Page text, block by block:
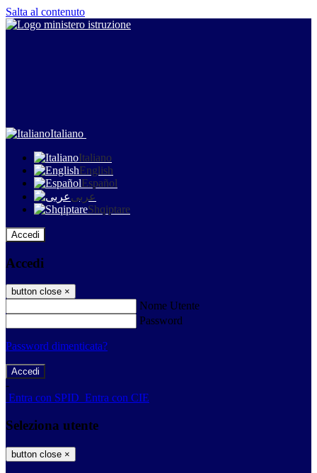
Salta al contenuto
Italiano
Italiano
English
Español
عربى
Shqiptare
Accedi
Accedi
button close ×
Nome Utente
Password
Password dimenticata?
-
Entra con SPID Entra con CIE
Seleziona utente
button close ×